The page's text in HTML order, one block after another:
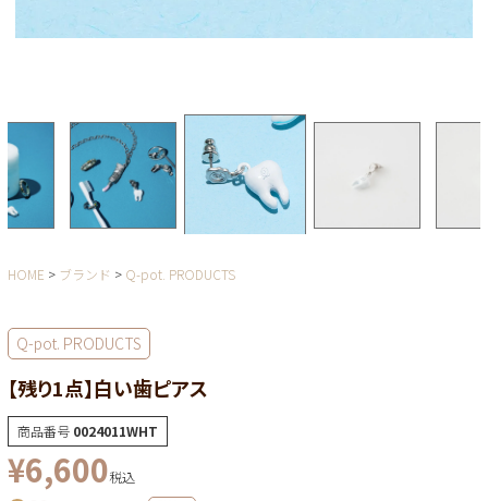
HOME ブランド Q-pot. PRODUCTS
Q-pot. PRODUCTS
【残り1点】白い歯ピアス
商品番号 0024011WHT
¥6,600税込